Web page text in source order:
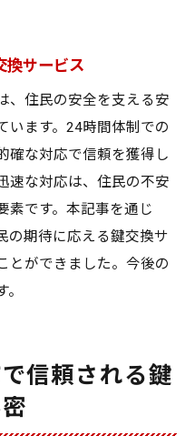
換サービス
、住民の安全を支える安
います。24時間体制での
確な対応で信頼を獲得し
速な対応は、住民の不安
素です。本記事を通じ
の期待に応える鍵交換サ
とができました。今後の
信頼される鍵